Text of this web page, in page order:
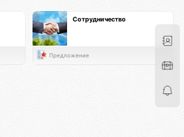
Сотрудничество
Предложение